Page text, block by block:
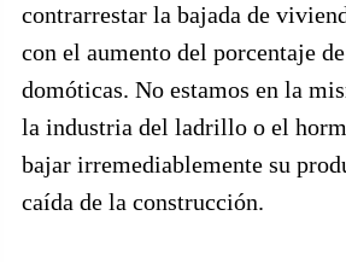
contrarrestar la bajada de
con el aumento del porcentaje
domóticas. No estamos en la
la industria del ladrillo o el
bajar irremediablemente su
caída de la construcción.